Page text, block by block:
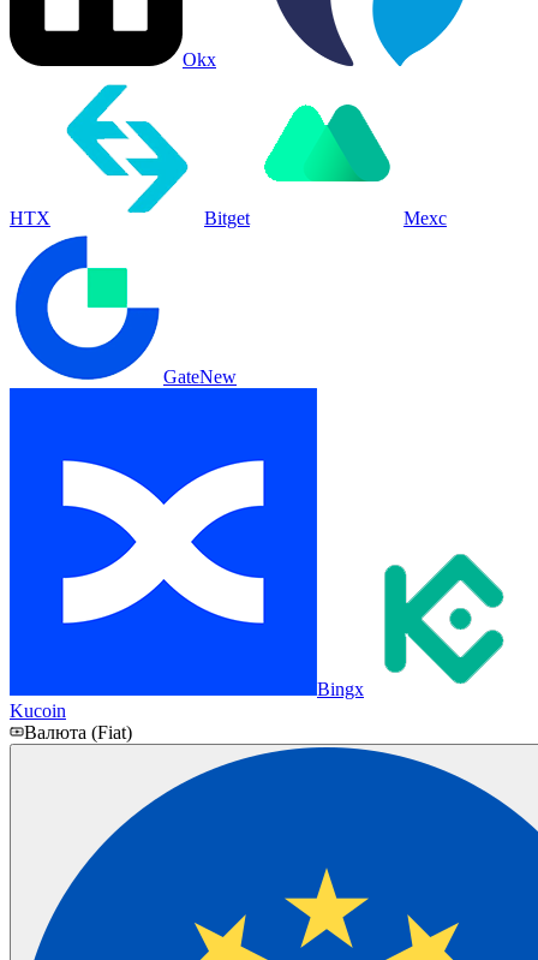
Okx
HTX Bitget Mexc
GateNew
Bingx
Kucoin
Валюта (Fiat)